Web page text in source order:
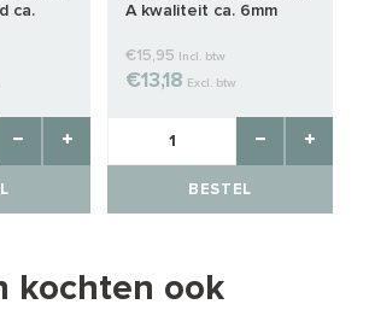
ca.
A kwaliteit ca. 6mm
€15,95 Incl. btw
€13,18 Excl. btw
BESTEL
kochten ook